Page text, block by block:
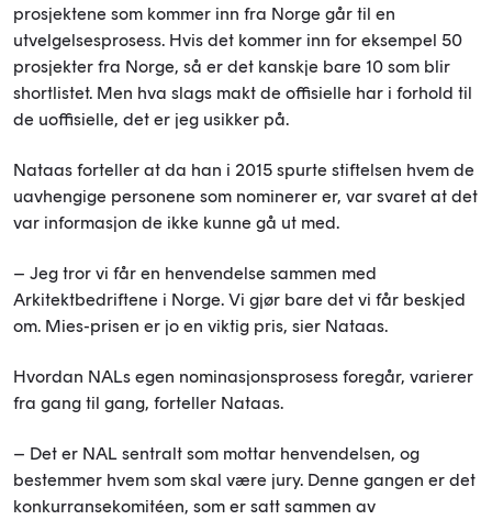
prosjektene som kommer inn fra Norge går til en
utvelgelsesprosess. Hvis det kommer inn for eksempel 50
prosjekter fra Norge, så er det kanskje bare 10 som blir
shortlistet. Men hva slags makt de offisielle har i forhold til
de uoffisielle, det er jeg usikker på.
Nataas forteller at da han i 2015 spurte stiftelsen hvem de
uavhengige personene som nominerer er, var svaret at det
var informasjon de ikke kunne gå ut med.
– Jeg tror vi får en henvendelse sammen med
Arkitektbedriftene i Norge. Vi gjør bare det vi får beskjed
om. Mies-prisen er jo en viktig pris, sier Nataas.
Hvordan NALs egen nominasjonsprosess foregår, varierer
fra gang til gang, forteller Nataas.
– Det er NAL sentralt som mottar henvendelsen, og
bestemmer hvem som skal være jury. Denne gangen er det
konkurransekomitéen, som er satt sammen av